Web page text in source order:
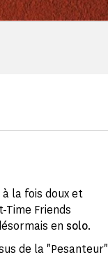
la fois doux et
Friends
en solo.
de la "Pesanteur"